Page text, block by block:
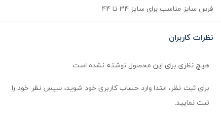
فرس سایز مناسب برای سایز 34 تا 44
نظرات کاربران
هیچ نظری برای این محصول نوشته نشده است.
برای ثبت نظر، ابتدا وارد حساب کاربری خود شوید، سپس نظر خود را
ثبت نمایید.